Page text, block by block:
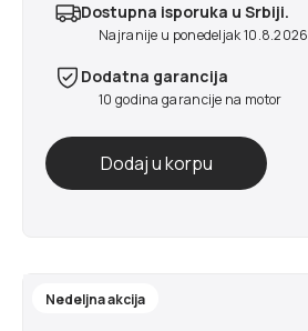
Dostupna isporuka u Srbiji.
Najranije u ponedeljak 10.8.2026
Dodatna garancija
10 godina garancije na motor
Nedeljna akcija